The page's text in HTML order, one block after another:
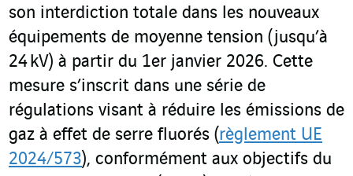
son interdiction totale dans les nouveaux
équipements de moyenne tension (jusqu’à
24 kV) à partir du 1er janvier 2026. Cette
mesure s’inscrit dans une série de
régulations visant à réduire les émissions de
gaz à effet de serre fluorés (règlement UE
2024/573), conformément aux objectifs du